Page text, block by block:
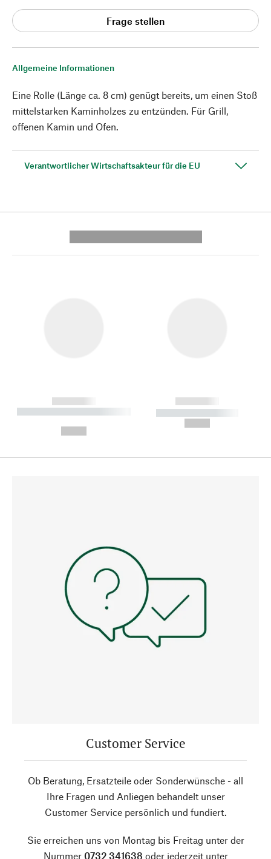
Allgemeine Informationen
Eine Rolle (Länge ca. 8 cm) genügt bereits, um einen Stoß
mittelstarken Kaminholzes zu entzünden. Für Grill,
offenen Kamin und Ofen.
Verantwortlicher Wirtschaftsakteur für die EU
Frage stellen
------------
----------- ----------- --------
------------
----------- -----------
Customer Service
Ob Beratung, Ersatzteile oder Sonderwünsche - all
Ihre Fragen und Anliegen behandelt unser
Customer Service persönlich und fundiert.
Sie erreichen uns von Montag bis Freitag unter der
Nummer 0732 341638 oder jederzeit unter